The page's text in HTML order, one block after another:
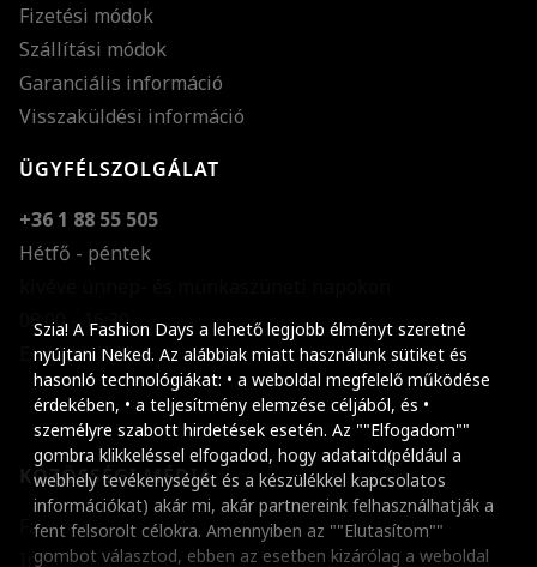
Szia! A Fashion Days a lehető legjobb élményt szeretné
nyújtani Neked. Az alábbiak miatt használunk sütiket és
hasonló technológiákat: • a weboldal megfelelő működése
érdekében, • a teljesítmény elemzése céljából, és •
személyre szabott hirdetések esetén. Az ""Elfogadom""
gombra klikkeléssel elfogadod, hogy adataitd(például a
webhely tevékenységét és a készülékkel kapcsolatos
információkat) akár mi, akár partnereink felhasználhatják a
fent felsorolt célokra. Amennyiben az ""Elutasítom""
gombot választod, ebben az esetben kizárólag a weboldal
Fizetési módok
Szállítási módok
Garanciális információ
Visszaküldési információ
ÜGYFÉLSZOLGÁLAT
+36 1 88 55 505
Hétfő - péntek
08:00 - 16:30
E-mail küldése
KÖZÖSSÉGI MÉDIA
Facebook
Instagram
Szöveg méretének
Szóköz növelése
Szóköz csökkentése
Sortávolság
Sortávolság